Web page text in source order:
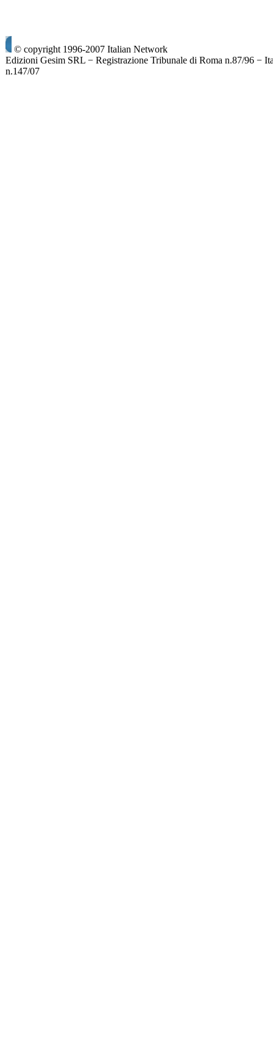
© copyright 1996-2007 Italian Network
Edizioni Gesim SRL − Registrazione Tribunale di Roma n.87/96 −
n.147/07